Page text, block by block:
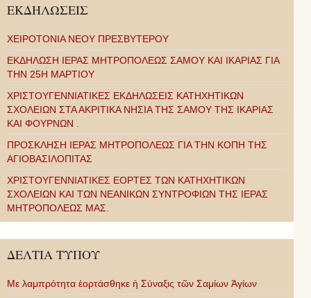
ΕΚΔΗΛΩΣΕΙΣ
ΧΕΙΡΟΤΟΝΙΑ ΝΕΟΥ ΠΡΕΣΒΥΤΕΡΟΥ
ΕΚΔΗΛΩΣΗ ΙΕΡΑΣ ΜΗΤΡΟΠΟΛΕΩΣ ΣΑΜΟΥ ΚΑΙ ΙΚΑΡΙΑΣ ΓΙΑ
ΤΗΝ 25Η ΜΑΡΤΙΟΥ
ΧΡΙΣΤΟΥΓΕΝΝΙΑΤΙΚΕΣ ΕΚΔΗΛΩΣΕΙΣ ΚΑΤΗΧΗΤΙΚΩΝ
ΣΧΟΛΕΙΩΝ ΣΤΑ ΑΚΡΙΤΙΚΑ ΝΗΣΙΑ ΤΗΣ ΣΑΜΟΥ ΤΗΣ ΙΚΑΡΙΑΣ
ΚΑΙ ΦΟΥΡΝΩΝ .
ΠΡΟΣΚΛΗΣΗ ΙΕΡΑΣ ΜΗΤΡΟΠΟΛΕΩΣ ΓΙΑ ΤΗΝ ΚΟΠΗ ΤΗΣ
ΑΓΙΟΒΑΣΙΛΟΠΙΤΑΣ
ΧΡΙΣΤΟΥΓΕΝΝΙΑΤΙΚΕΣ ΕΟΡΤΕΣ ΤΩΝ ΚΑΤΗΧΗΤΙΚΩΝ
ΣΧΟΛΕΙΩΝ ΚΑΙ ΤΩΝ ΝΕΑΝΙΚΩΝ ΣΥΝΤΡΟΦΙΩΝ ΤΗΣ ΙΕΡΑΣ
ΜΗΤΡΟΠΟΛΕΩΣ ΜΑΣ.
ΔΕΛΤΙΑ ΤΥΠΟΥ
Με λαμπρότητα ἑορτάσθηκε ἡ Σύναξις τῶν Σαμίων Ἁγίων